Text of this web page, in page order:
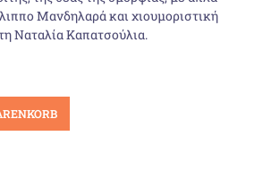
€
9,50 €.
Μανδηλαρά και χιουμοριστική
Ναταλία Καπατσούλια.